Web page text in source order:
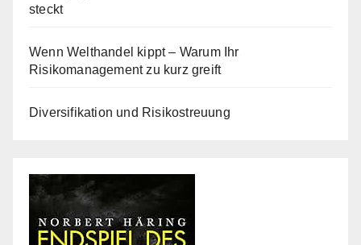
steckt
Wenn Welthandel kippt – Warum Ihr
Risikomanagement zu kurz greift
Diversifikation und Risikostreuung